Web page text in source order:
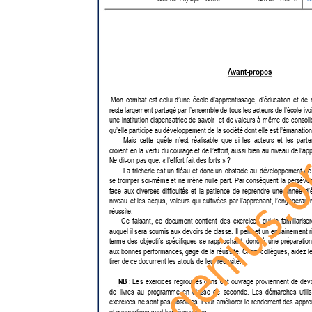
Avant-propos
Mon combat est celui d’une école d’apprentissage, d’éducation et de
reste largement partagé par l’ensemble de tous les acteurs de l’école
une institution dispensatrice de savoir et de valeurs à même de
qu’elle participe au développement de la société dont ell e est
        Mais
cette quête n’est réalisable que si les acteurs et les
croient en la vertu du courage et de ’effort, aussi bien au niveau de
Ne dit-on pas que: « l’effort fait des forts » ?
        La
tricherie est un fléau et donc un obstacle au développement
se tromper soi-même et ne mène nulle part. Par conséquent la
face aux diverses difficultés et a patience de reprendre une année
niveau et les acquis, valeurs qui cultivées par l’apprenant, l’engagerait
réussite.
       Ce
faisant, ce document contient des exercices qui le
auquel il sera soumis aux devoirs de classe. permet un entrainement
terme des objectifs spécifiques se rapprochant, donc à une
aux bonnes performances, gage de la réussite. Chers collègues, aidez l
tirer de ce document les atouts de leur réussite.
NB : Les exercices regroupés dans cet ouvrage proviennent de
de
livres au programme en classe de seconde. Les démarches
exercices ne sont pas absolues. Pour améliorer le rendement des